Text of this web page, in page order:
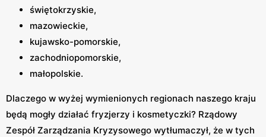
świętokrzyskie,
mazowieckie,
kujawsko-pomorskie,
zachodniopomorskie,
małopolskie.
Dlaczego w wyżej wymienionych regionach naszego kraju
będą mogły działać fryzjerzy i kosmetyczki? Rządowy
Zespół Zarządzania Kryzysowego wytłumaczył, że w tych